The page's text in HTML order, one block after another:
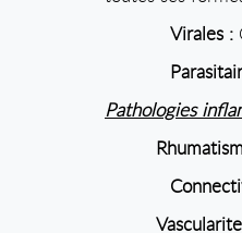
Virales :
Pathologies